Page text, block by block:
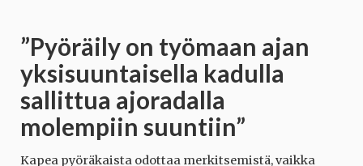
”Pyöräily on työmaan ajan
yksisuuntaisella kadulla
sallittua ajoradalla
molempiin suuntiin”
Kapea pyöräkaista odottaa merkitsemistä, vaikka